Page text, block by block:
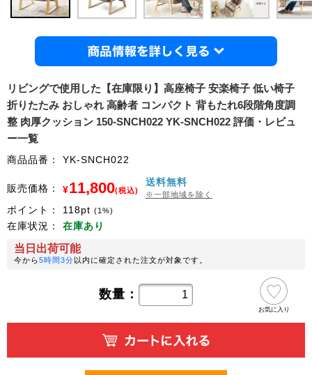
リビングで使用した【在庫限り】高座椅子 安楽椅子 低い椅子
折りたたみ おしゃれ 高齢者 コンパクト 背もたれ6段階角度調
整 肉厚クッション 150-SNCH022 YK-SNCH022 評価・レビュ
ー一覧
商品品番： YK-SNCH022
販売価格： ¥11,800(税込)
送料無料
※一部地域を除く
ポイント： 118pt (1%)
在庫状況： 在庫あり
当日出荷可能
今から5時間3分以内に確定された注文が対象です。
数量：
お気に入り